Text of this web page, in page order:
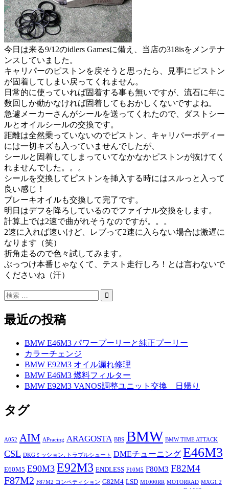
今日は来る9/12のidlers Gamesに備え、当店の318isをメンテナ
ンスしていました。
キャリパーのピストンを戻そうと思ったら、見事にピストン
が固着してしまい戻ってくれません。
日常的に使っていれば固着する事も無いですが、流石に年に
数回しか動かなければ固着してもおかしくないですよね。
急遽メーカーさんがシールを送ってくれたので、ダストシー
ルとオイルシールの交換です。
距離は全然乗っていないのでピストン、キャリパーボディー
には一切キズも入っていませんでしたが、
シールと固着してしまっていてなかなかピストンが抜けてく
れませんでした。。。
シールを交換してピストンを挿入する時にはスルっと入って
良い感じ！
ブレーキオイルも交換して完了です。
明日はデフを降ろしているのでファイナル交換をします。
計算上では2速で曲がれそうなのですが。。。
2速に入れば速いけど、レブって2速に入らない場合は激遅に
なります（笑）
折角走るので色々試してみます。
ぶっつけ本番じゃなくて、テスト走行しろ！とは言わないで
くださいね（汗）
最近の投稿
BMW E46M3 パワープーリーと純正プーリー
カラーチェンジ
BMW E92M3 オイル漏れ修理
BMW E46M3 燃料フィルター
BMW E92M3 VANOS調整ユニット交換 日帰り
タグ
A052 AIM APracing ARAGOSTA BBS BMW BMW TIME ATTACK
CSL DKGミッション､トラブルシュート DMEチューニング E46M3
E60M5 E90M3 E92M3 ENDLESS F10M5 F80M3 F82M4
F87M2 F87M2 コンペティション G82M4 LSD M1000RR MOTORRAD MXG1.2